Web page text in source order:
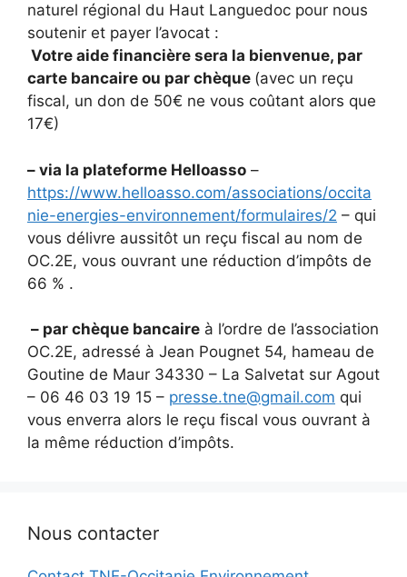
naturel régional du Haut Languedoc pour nous
soutenir et payer l’avocat :
Votre aide financière sera la bienvenue, par
carte bancaire ou par chèque (avec un reçu
fiscal, un don de 50€ ne vous coûtant alors que
17€)
– via la plateforme Helloasso –
https://www.helloasso.com/associations/occita
nie-energies-environnement/formulaires/2 – qui
vous délivre aussitôt un reçu fiscal au nom de
OC.2E, vous ouvrant une réduction d’impôts de
66 % .
– par chèque bancaire à l’ordre de l’association
OC.2E, adressé à Jean Pougnet 54, hameau de
Goutine de Maur 34330 – La Salvetat sur Agout
– 06 46 03 19 15 – presse.tne@gmail.com qui
vous enverra alors le reçu fiscal vous ouvrant à
la même réduction d’impôts.
Nous contacter